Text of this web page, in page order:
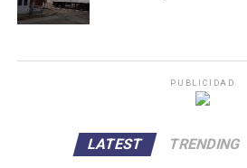
PUBLICIDAD
LATEST TRENDING